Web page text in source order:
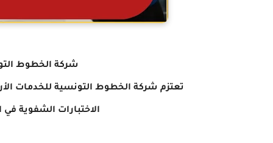
شركة الخطوط
تعتزم شركة الخطوط التونسية للخدمات
الاختبارات الشفوية في